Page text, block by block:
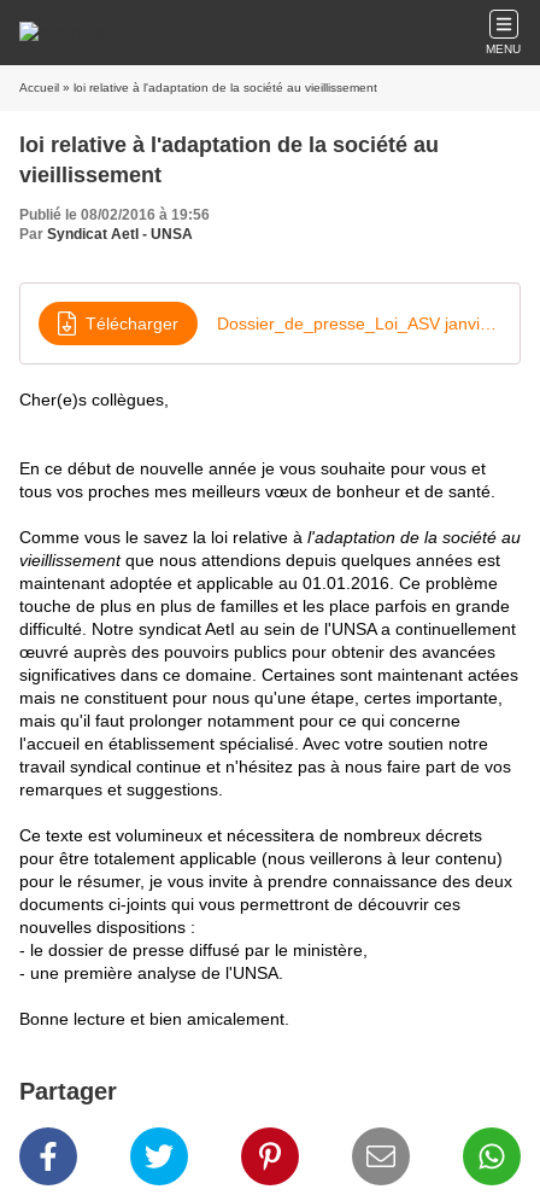
MENU
Accueil » loi relative à l'adaptation de la société au vieillissement
loi relative à l'adaptation de la société au
vieillissement
Publié le 08/02/2016 à 19:56
Par Syndicat AetI - UNSA
Télécharger
Cher(e)s collègues,
En ce début de nouvelle année je vous souhaite pour vous et
tous vos proches mes meilleurs vœux de bonheur et de santé.
Comme vous le savez la loi relative à l'adaptation de la société au
vieillissementque nous attendions depuis quelques années est
maintenant adoptée et applicable au 01.01.2016. Ce problème
touche de plus en plus de familles et les place parfois en grande
difficulté. Notre syndicat AetI au sein de l'UNSA a continuellement
œuvré auprès des pouvoirs publics pour obtenir des avancées
significatives dans ce domaine. Certaines sont maintenant actées
mais ne constituent pour nous qu'une étape, certes importante,
mais qu'il faut prolonger notamment pour ce qui concerne
l'accueil en établissement spécialisé. Avec votre soutien notre
travail syndical continue et n'hésitez pas à nous faire part de vos
remarques et suggestions.
Ce texte est volumineux et nécessitera de nombreux décrets
pour être totalement applicable (nous veillerons à leur contenu)
pour le résumer, je vous invite à prendre connaissance des deux
documents ci-joints qui vous permettront de découvrir ces
nouvelles dispositions :
- le dossier de presse diffusé par le ministère,
- une première analyse de l'UNSA.
Bonne lecture et bien amicalement.
Partager